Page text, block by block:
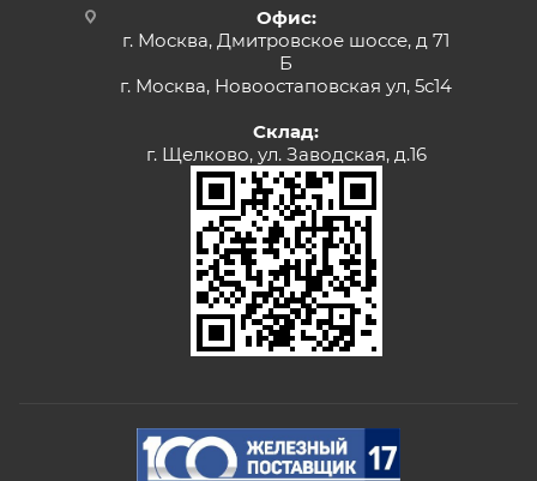
Офис:
г. Москва, Дмитровское шоссе, д 71
Б
г. Москва, Новоостаповская ул, 5с14
Склад:
г. Щелково, ул. Заводская, д.16